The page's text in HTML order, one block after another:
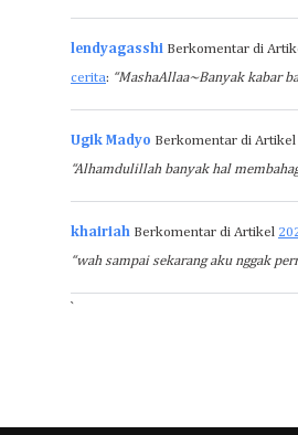
lendyagasshi Berkomentar di
cerita: “MashaAllaa~Banyak kabar
Ugik Madyo Berkomentar di Artikel
“Alhamdulillah banyak hal
khairiah Berkomentar di Artikel
“wah sampai sekarang aku nggak
`